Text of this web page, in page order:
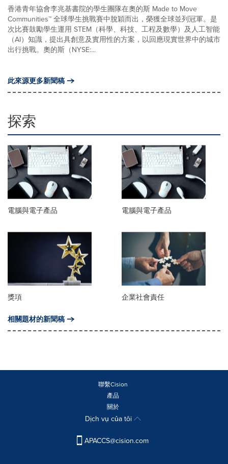
香港青年協會李兆基書院的學生團隊在奧的斯 Made to Move
Communities™ 全球學生挑戰賽中脫穎而出，榮獲全球並列冠軍。是
次比賽鼓勵學生運用 STEM（科學、科技、工程及數學）及人工智能
（AI）知識，提出具創意及實用性的方案，以回應現實世界中的城市
出行挑戰。奧的斯（NYSE:...
此來源更多新聞稿
探索
電腦與電子產品 電腦與電子產品
獎項 企業社會責任
相關題材的新聞稿
聯繫Cision
產品
關於
Dịch vụ của tôi
APACCS@cision.com